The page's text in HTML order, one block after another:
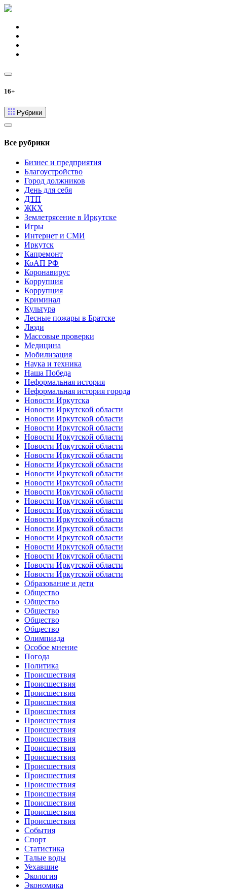
16+
Рубрики
Все рубрики
Бизнес и предприятия
Благоустройство
Город должников
День для себя
ДТП
ЖКХ
Землетрясение в Иркутске
Игры
Интернет и СМИ
Иркутск
Капремонт
КоАП РФ
Коронавирус
Коррупция
Коррупция
Криминал
Культура
Лесные пожары в Братске
Люди
Массовые проверки
Медицина
Мобилизация
Наука и техника
Наша Победа
Неформальная история
Неформальная история города
Новости Иркутска
Новости Иркутской области
Новости Иркутской области
Новости Иркутской области
Новости Иркутской области
Новости Иркутской области
Новости Иркутской области
Новости Иркутской области
Новости Иркутской области
Новости Иркутской области
Новости Иркутской области
Новости Иркутской области
Новости Иркутской области
Новости Иркутской области
Новости Иркутской области
Новости Иркутской области
Новости Иркутской области
Новости Иркутской области
Новости Иркутской области
Новости Иркутской области
Образование и дети
Общество
Общество
Общество
Общество
Общество
Олимпиада
Особое мнение
Погода
Политика
Происшествия
Происшествия
Происшествия
Происшествия
Происшествия
Происшествия
Происшествия
Происшествия
Происшествия
Происшествия
Происшествия
Происшествия
Происшествия
Происшествия
Происшествия
Происшествия
Происшествия
События
Спорт
Статистика
Талые воды
Уехавшие
Экология
Экономика